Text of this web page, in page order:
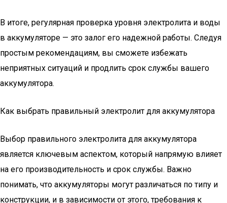
В итоге, регулярная проверка уровня электролита и воды
в аккумуляторе — это залог его надежной работы. Следуя
простым рекомендациям, вы сможете избежать
неприятных ситуаций и продлить срок службы вашего
аккумулятора.
Как выбрать правильный электролит для аккумулятора
Выбор правильного электролита для аккумулятора
является ключевым аспектом, который напрямую влияет
на его производительность и срок службы. Важно
понимать, что аккумуляторы могут различаться по типу и
конструкции, и в зависимости от этого, требования к